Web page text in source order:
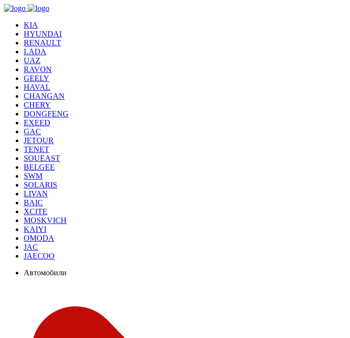
KIA
HYUNDAI
RENAULT
LADA
UAZ
RAVON
GEELY
HAVAL
CHANGAN
CHERY
DONGFENG
EXEED
GAC
JETOUR
TENET
SOUEAST
BELGEE
SWM
SOLARIS
LIVAN
BAIC
XCITE
MOSKVICH
KAIYI
OMODA
JAC
JAECOO
Автомобили